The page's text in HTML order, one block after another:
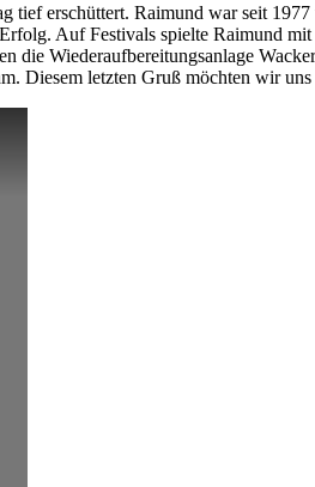
tief erschüttert. Raimund war seit
Auf Festivals spielte Raimund
die Wiederaufbereitungsanlage
Diesem letzten Gruß möchten wir uns